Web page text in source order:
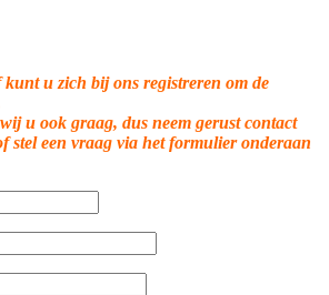
u zich bij ons registreren om de
u ook graag, dus neem gerust contact
stel een vraag via het formulier onderaan